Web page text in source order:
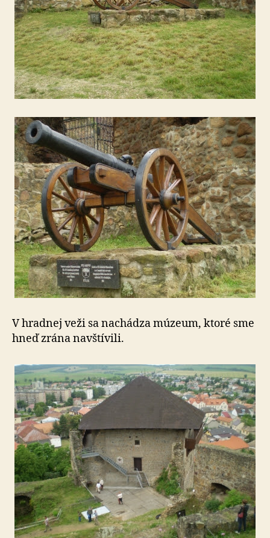
V hradnej veži sa nachádza múzeum, ktoré sme
hneď zrána navštívili.